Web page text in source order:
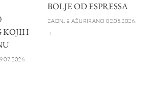
KOJIH
BOLJE OD ESPRESSA
ZADNJE AŽURIRANO 02.05.2026.